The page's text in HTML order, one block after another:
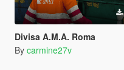
Divisa A.M.A. Roma
By carmine27v